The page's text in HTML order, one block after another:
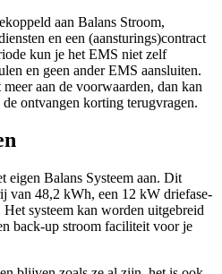
aan Balans Stroom,
en een (aansturings)contract
kun je het EMS niet zelf
en geen ander EMS aansluiten.
aan de voorwaarden, dan kan
ontvangen korting terugvragen.
eigen Balans Systeem aan. Dit
van 48,2 kWh, een 12 kW driefase-
systeem kan worden uitgebreid
back-up stroom faciliteit voor je